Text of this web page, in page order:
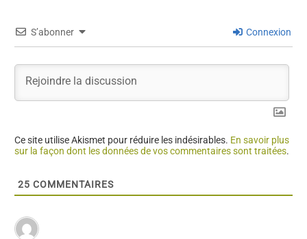
S’abonner Connexion
Ce site utilise Akismet pour réduire les indésirables. En savoir plus
sur la façon dont les données de vos commentaires sont traitées.
25 COMMENTAIRES